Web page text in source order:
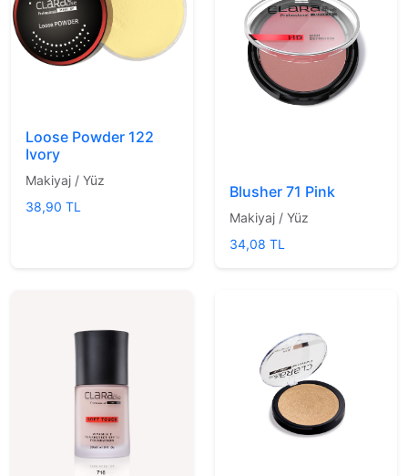
Loose Powder 122
Ivory
Makiyaj / Yüz
38,90 TL
Blusher 71 Pink
Makiyaj / Yüz
34,08 TL